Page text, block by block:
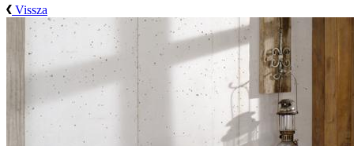
Vissza